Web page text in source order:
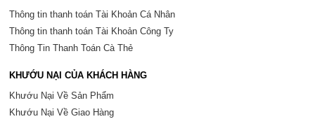
Thông tin thanh toán Tài Khoản Cá Nhân
Thông tin thanh toán Tài Khoản Công Ty
Thông Tin Thanh Toán Cà Thẻ
KHƯỚU NẠI CỦA KHÁCH HÀNG
Khướu Nại Về Sản Phẩm
Khướu Nại Về Giao Hàng